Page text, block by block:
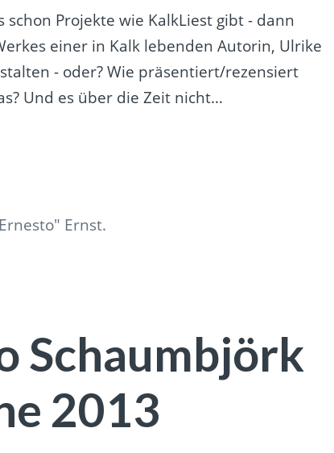
Projekte wie KalkLiest gibt - dann
einer in Kalk lebenden Autorin, Ulrike
- oder? Wie präsentiert/rezensiert
Und es über die Zeit nicht…
Schaumbjörk
2013